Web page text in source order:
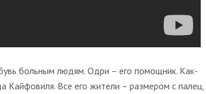
больным людям. Одри – его помощник. Как-
Кайфовиля. Все его жители – размером с палец,